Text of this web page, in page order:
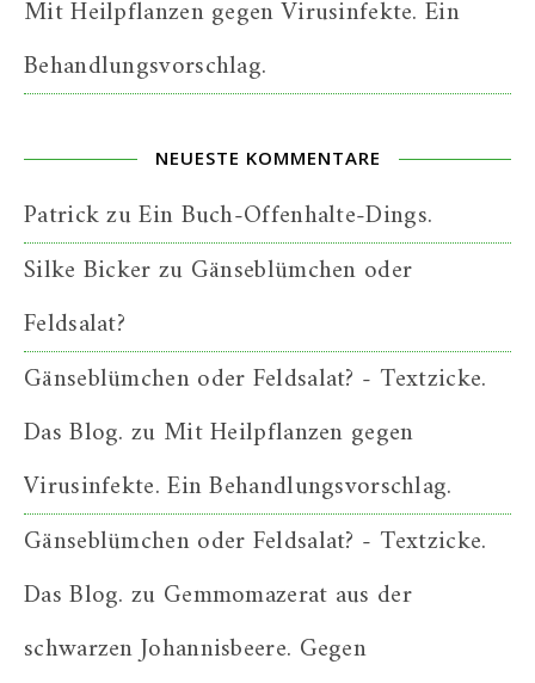
Mit Heilpflanzen gegen Virusinfekte. Ein
Behandlungsvorschlag.
NEUESTE KOMMENTARE
PatrickzuEin Buch-Offenhalte-Dings.
Silke Bickerzu Gänseblümchen oder
Feldsalat?
Gänseblümchen oder Feldsalat? - Textzicke.
Das Blog. zu Mit Heilpflanzen gegen
Virusinfekte. Ein Behandlungsvorschlag.
Gänseblümchen oder Feldsalat? - Textzicke.
Das Blog. zu Gemmomazerat aus der
schwarzen Johannisbeere. Gegen